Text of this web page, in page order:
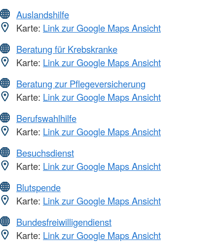
Auslandshilfe
Karte: Link zur Google Maps Ansicht
Beratung für Krebskranke
Karte: Link zur Google Maps Ansicht
Beratung zur Pflegeversicherung
Karte: Link zur Google Maps Ansicht
Berufswahlhilfe
Karte: Link zur Google Maps Ansicht
Besuchsdienst
Karte: Link zur Google Maps Ansicht
Blutspende
Karte: Link zur Google Maps Ansicht
Bundesfreiwilligendienst
Karte: Link zur Google Maps Ansicht